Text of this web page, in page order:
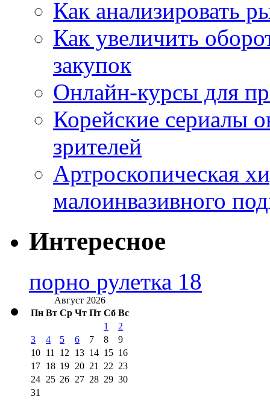
Как анализировать
Как увеличить
закупок
Онлайн-курсы для
Корейские сериалы
зрителей
Артроскопическая
малоинвазивного
Интересное
порно рулетка 18
Август 2026
Пн Вт Ср Чт Пт Сб Вс
1
2
3
4 5 6 7 8
9
10 11 12 13 14 15 16
17 18 19 20 21 22 23
24 25 26 27 28 29 30
31